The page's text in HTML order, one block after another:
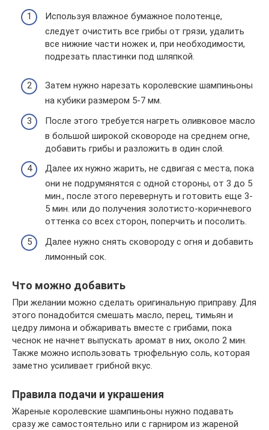
Используя влажное бумажное полотенце,
следует очистить все грибы от грязи, удалить
все нижние части ножек и, при необходимости,
подрезать пластинки под шляпкой.
Затем нужно нарезать королевские шампиньоны
на кубики размером 5-7 мм.
После этого требуется нагреть оливковое масло
в большой широкой сковороде на среднем огне,
добавить грибы и разложить в один слой.
Далее их нужно жарить, не сдвигая с места, пока
они не подрумянятся с одной стороны, от 3 до 5
мин., после этого перевернуть и готовить еще 3-
5 мин. или до получения золотисто-коричневого
оттенка со всех сторон, поперчить и посолить.
Далее нужно снять сковороду с огня и добавить
лимонный сок.
Что можно добавить
При желании можно сделать оригинальную приправу. Для
этого понадобится смешать масло, перец, тимьян и
цедру лимона и обжаривать вместе с грибами, пока
чеснок не начнет выпускать аромат в них, около 2 мин.
Также можно использовать трюфельную соль, которая
заметно усиливает грибной вкус.
Правила подачи и украшения
Жареные королевские шампиньоны нужно подавать
сразу же самостоятельно или с гарниром из жареной